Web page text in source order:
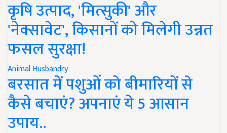
कृषि उत्पाद, 'मित्सुकी' और
'नेक्सावेट', किसानों को मिलेगी उन्नत
फसल सुरक्षा!
Animal Husbandry
बरसात में पशुओं को बीमारियों से
कैसे बचाएं? अपनाएं ये 5 आसान
उपाय..